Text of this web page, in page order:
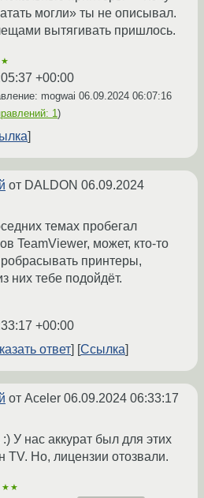
могли» ты не описывал.
вытягивать пришлось.
+00:00
mogwai 06.09.2024 06:07:16
1)
от DALDON 06.09.2024
темах пробегал
TeamViewer, может, кто-то
принтеры,
них тебе подойдёт.
+00:00
ответ Ссылка
от Aceler 06.09.2024 06:33:17
:) У нас аккурат был для этих
TV. Но, лицензии отозвали.